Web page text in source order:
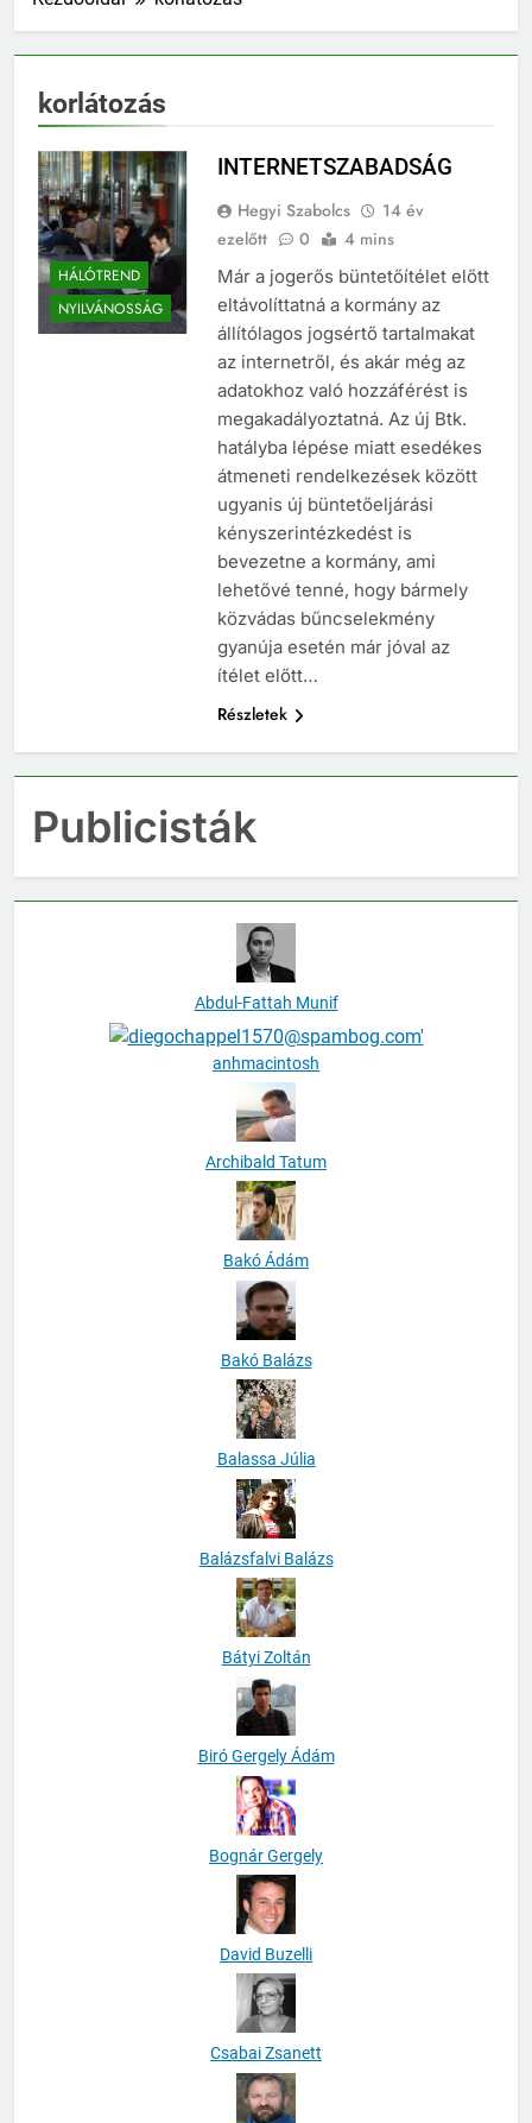
korlátozás
HÁLÓTREND
NYILVÁNOSSÁG
INTERNETSZABADSÁG
Hegyi Szabolcs
14 év
ezelőtt
0 4 mins
Már a jogerős büntetőítélet előtt
eltávolíttatná a kormány az
állítólagos jogsértő tartalmakat
az internetről, és akár még az
adatokhoz való hozzáférést is
megakadályoztatná. Az új Btk.
hatályba lépése miatt esedékes
átmeneti rendelkezések között
ugyanis új büntetőeljárási
kényszerintézkedést is
bevezetne a kormány, ami
lehetővé tenné, hogy bármely
közvádas bűncselekmény
gyanúja esetén már jóval az
ítélet előtt…
Részletek
Publicisták
Abdul-Fattah Munif
anhmacintosh
Archibald Tatum
Bakó Ádám
Bakó Balázs
Balassa Júlia
Balázsfalvi Balázs
Bátyi Zoltán
Biró Gergely Ádám
Bognár Gergely
David Buzelli
Csabai Zsanett